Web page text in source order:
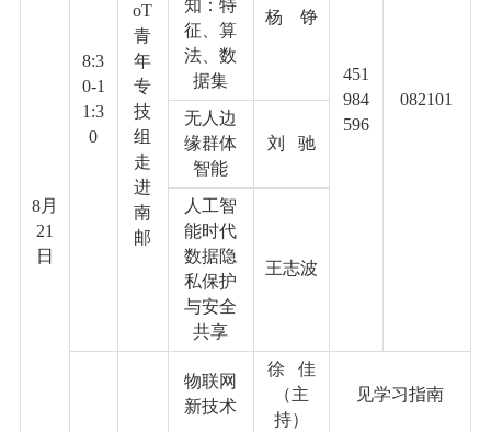
8月
21
日
8:3
0-1
1:3
0
oT
青
年
专
技
组
走
进
南
邮
451
984
596
082101
知：特
征、算
法、数
据集
杨 铮
无人边
缘群体
智能
刘 驰
人工智
能时代
数据隐
私保护
与安全
共享
王志波
物联网
新技术
徐 佳
（主
持）
见学习指南